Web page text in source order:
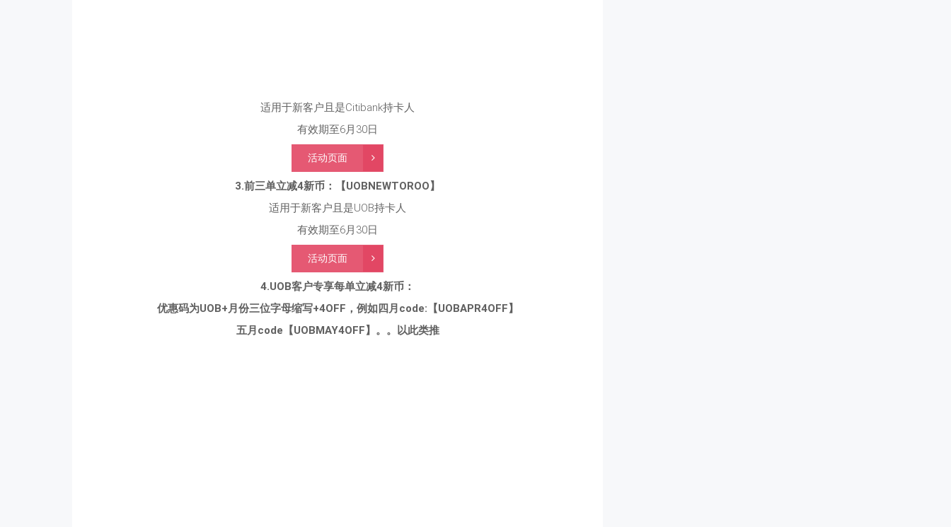
适用于新客户且是Citibank持卡人
有效期至6月30日
活动页面
3.前三单立减4新币：【UOBNEWTOROO】
适用于新客户且是UOB持卡人
有效期至6月30日
活动页面
4.UOB客户专享每单立减4新币：
优惠码为UOB+月份三位字母缩写+4OFF，例如四月code:【UOBAPR4OFF】
五月code【UOBMAY4OFF】。。以此类推